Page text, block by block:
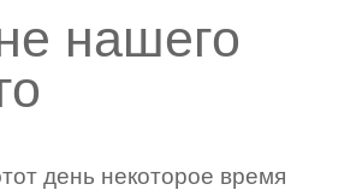
нашего
день некоторое время